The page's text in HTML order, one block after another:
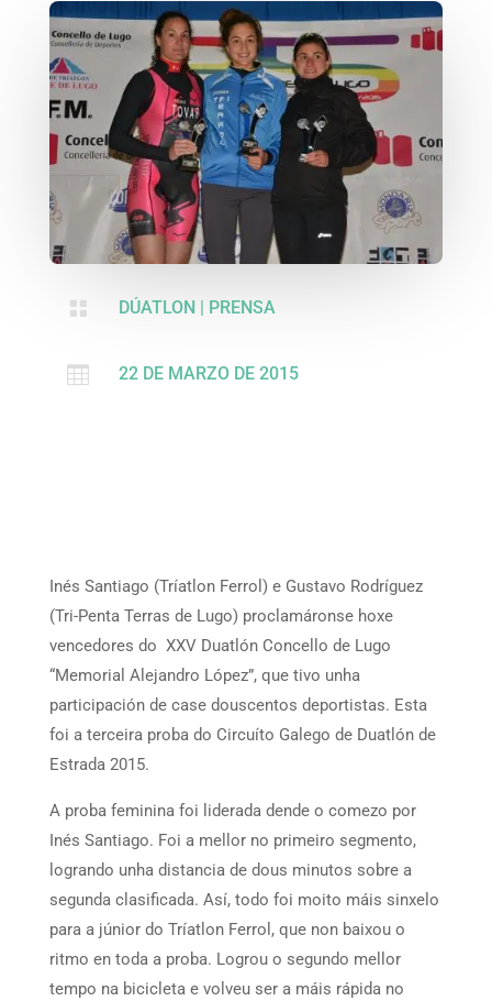
 DÚATLON PRENSA
 22 DE MARZO DE 2015
Inés Santiago (Tríatlon Ferrol) e Gustavo Rodríguez
(Tri-Penta Terras de Lugo) proclamáronse hoxe
vencedores do XXV Duatlón Concello de Lugo
“Memorial Alejandro López”, que tivo unha
participación de case douscentos deportistas. Esta
foi a terceira proba do Circuíto Galego de Duatlón de
Estrada 2015.
A proba feminina foi liderada dende o comezo por
Inés Santiago. Foi a mellor no primeiro segmento,
logrando unha distancia de dous minutos sobre a
segunda clasificada. Así, todo foi moito máis sinxelo
para a júnior do Tríatlon Ferrol, que non baixou o
ritmo en toda a proba. Logrou o segundo mellor
tempo na bicicleta e volveu ser a máis rápida no